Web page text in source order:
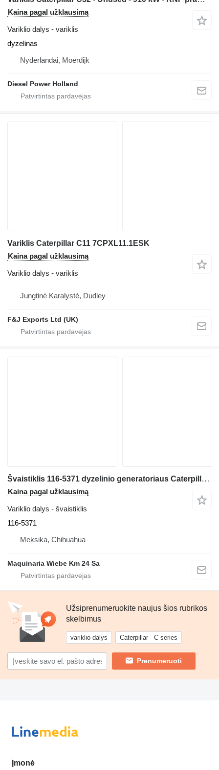
Kaina pagal užklausimą
Variklio dalys - variklis
dyzelinas
Nyderlandai, Moerdijk
Diesel Power Holland
Variklis Caterpillar C11 7CPXL11.1ESK
Kaina pagal užklausimą
Variklio dalys - variklis
Jungtinė Karalystė, Dudley
F&J Exports Ltd (UK)
Švaistiklis 116-5371 dyzelinio generatoriaus Caterpillar C3.3
Kaina pagal užklausimą
Variklio dalys - švaistiklis
116-5371
Meksika, Chihuahua
Maquinaria Wiebe Km 24 Sa
Užsiprenumeruokite naujus šios rubrikos
skelbimus
variklio dalys Caterpillar - C-series
Prenumeruoti
Įmonė